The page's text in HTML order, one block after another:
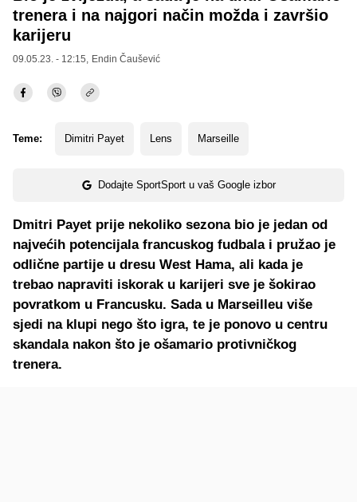
trenera i na najgori način možda i završio
karijeru
09.05.23. - 12:15, Endin Čaušević
Teme: Dimitri Payet Lens Marseille
Dodajte SportSport u vaš Google izbor
Dmitri Payet prije nekoliko sezona bio je jedan od
najvećih potencijala francuskog fudbala i pružao je
odlične partije u dresu West Hama, ali kada je
trebao napraviti iskorak u karijeri sve je šokirao
povratkom u Francusku. Sada u Marseilleu više
sjedi na klupi nego što igra, te je ponovo u centru
skandala nakon što je ošamario protivničkog
trenera.